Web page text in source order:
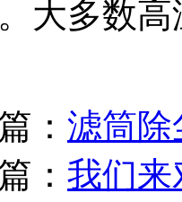
大多数
： 滤筒除
： 我们来